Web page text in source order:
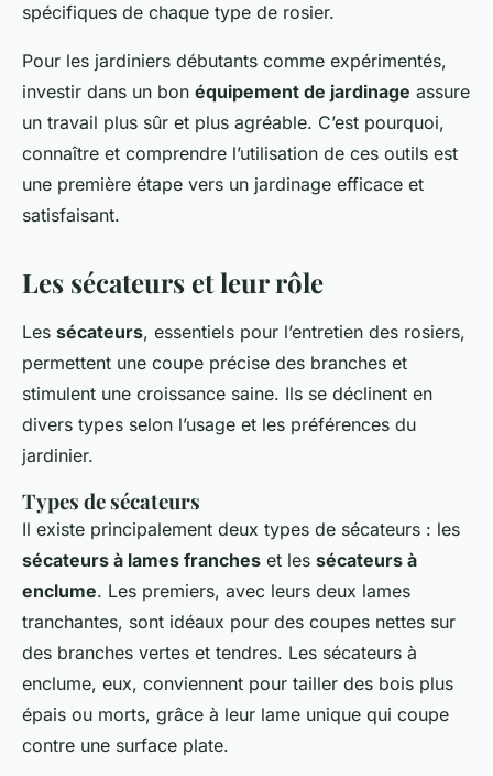
spécifiques de chaque type de rosier.
Pour les jardiniers débutants comme expérimentés,
investir dans un bon équipement de jardinage assure
un travail plus sûr et plus agréable. C’est pourquoi,
connaître et comprendre l’utilisation de ces outils est
une première étape vers un jardinage efficace et
satisfaisant.
Les sécateurs et leur rôle
Les sécateurs, essentiels pour l’entretien des rosiers,
permettent une coupe précise des branches et
stimulent une croissance saine. Ils se déclinent en
divers types selon l’usage et les préférences du
jardinier.
Types de sécateurs
Il existe principalement deux types de sécateurs : les
sécateurs à lames franches et les sécateurs à
enclume. Les premiers, avec leurs deux lames
tranchantes, sont idéaux pour des coupes nettes sur
des branches vertes et tendres. Les sécateurs à
enclume, eux, conviennent pour tailler des bois plus
épais ou morts, grâce à leur lame unique qui coupe
contre une surface plate.